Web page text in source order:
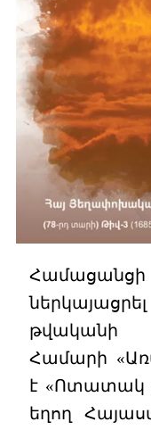
Համացանցի
թվականի
Համարի
է «Ոտատակ
եղող